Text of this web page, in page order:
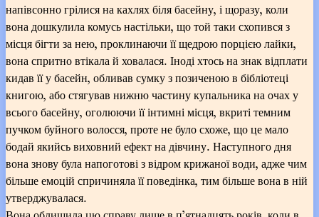
напівсонно грілися на кахлях біля басейну, і щоразу, коли
вона дошкулила комусь настільки, що той таки схопився з
місця бігти за нею, проклинаючи її щедрою порцією лайки,
вона спритно втікала й ховалася. Іноді хтось на знак відплати
кидав її у басейн, обливав сумку з позиченою в бібліотеці
книгою, або стягував нижню частину купальника на очах у
всього басейну, оголюючи її інтимні місця, вкриті темним
пучком буйного волосся, проте не було схоже, що це мало
бодай якийсь виховний ефект на дівчину. Наступного дня
вона знову була напоготові з відром крижаної води, адже чим
більше емоцій спричиняла її поведінка, тим більше вона в ній
утверджувалася.